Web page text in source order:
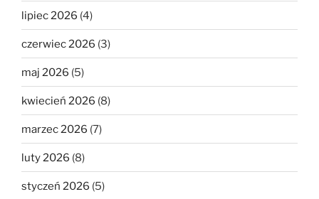
lipiec 2026 (4)
czerwiec 2026 (3)
maj 2026 (5)
kwiecień 2026 (8)
marzec 2026 (7)
luty 2026 (8)
styczeń 2026 (5)